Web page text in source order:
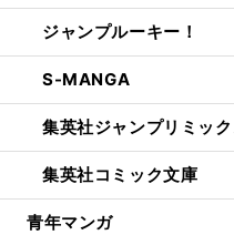
ジャンプルーキー！
S-MANGA
集英社ジャンプリミッ
集英社コミック文庫
青年マンガ